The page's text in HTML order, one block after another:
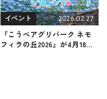
イベント 2026.02.27
『こうべアグリパーク ネモ
フィラの丘2026』が4月18日